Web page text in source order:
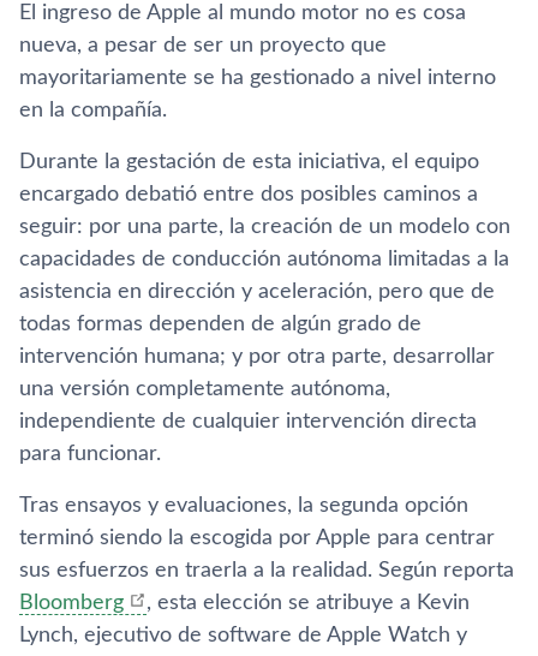
El ingreso de Apple al mundo motor no es cosa
nueva, a pesar de ser un proyecto que
mayoritariamente se ha gestionado a nivel interno
en la compañía.
Durante la gestación de esta iniciativa, el equipo
encargado debatió entre dos posibles caminos a
seguir: por una parte, la creación de un modelo con
capacidades de conducción autónoma limitadas a la
asistencia en dirección y aceleración, pero que de
todas formas dependen de algún grado de
intervención humana; y por otra parte, desarrollar
una versión completamente autónoma,
independiente de cualquier intervención directa
para funcionar.
Tras ensayos y evaluaciones, la segunda opción
terminó siendo la escogida por Apple para centrar
sus esfuerzos en traerla a la realidad. Según reporta
Bloomberg
, esta elección se atribuye a Kevin
Lynch, ejecutivo de software de Apple Watch y